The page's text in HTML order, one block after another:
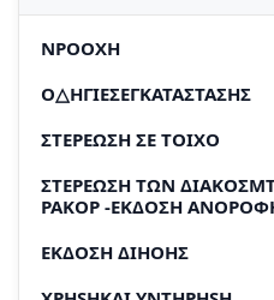
NPOOXH
O△HΓIΕΣΕΓΚATAΣΤΑΣΗΣ
ΣTEPEΩΣH ΣE TOIXO
ΣTEPEΩΣH TΩN
PAKOP -ΕΚΔΟΣΗ
EKΔOΣH ΔΙΗΟΗΣ